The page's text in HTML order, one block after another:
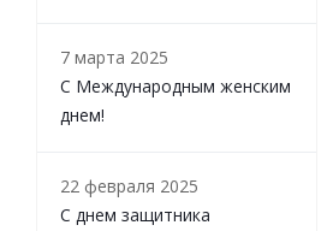
7 марта 2025
С Международным женским
днем!
22 февраля 2025
С днем защитника